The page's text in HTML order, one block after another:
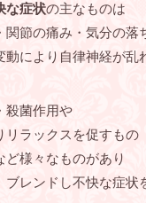
な症状の主なものは
関節の痛み・気分の落
動により自律神経が乱
殺菌作用や
リラックスを促すもの
ど様々なものがあり
ブレンドし不快な症状